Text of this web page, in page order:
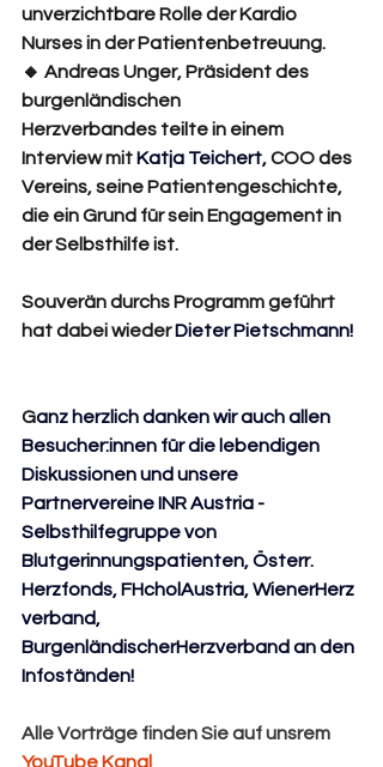
unverzichtbare Rolle der Kardio
Nurses in der Patientenbetreuung.
🔸 Andreas Unger, Präsident des
burgenländischen
Herzverbandes teilte in einem
Interview mit Katja Teichert, COO des
Vereins, seine Patientengeschichte,
die ein Grund für sein Engagement in
der Selbsthilfe ist.
Souverän durchs Programm geführt
hat dabei wieder Dieter Pietschmann!
Ganz herzlich danken wir auch allen
Besucher:innen für die lebendigen
Diskussionen und unsere
Partnervereine INR Austria -
Selbsthilfegruppe von
Blutgerinnungspatienten, Österr.
Herzfonds, FHcholAustria, WienerHerz
verband,
BurgenländischerHerzverband an den
Infoständen!
Alle Vorträge finden Sie auf unsrem
YouTube Kanal